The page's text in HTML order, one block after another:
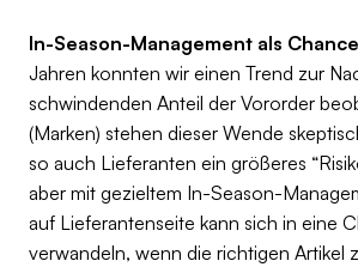
In-Season-Management als Chance
Jahren konnten wir einen Trend zur
schwindenden Anteil der Vororder
(Marken) stehen dieser Wende
so auch Lieferanten ein größeres
aber mit gezieltem In-Season-
auf Lieferantenseite kann sich in eine
verwandeln, wenn die richtigen Artikel